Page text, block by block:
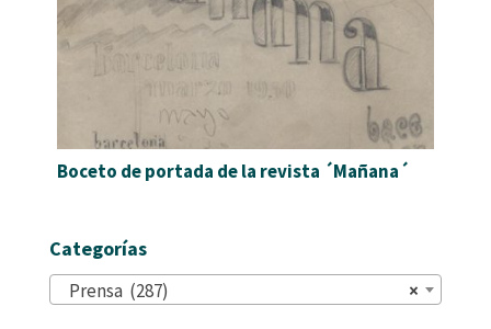
Boceto de portada de la revista ´Mañana´
Categorías
×
Prensa (287)